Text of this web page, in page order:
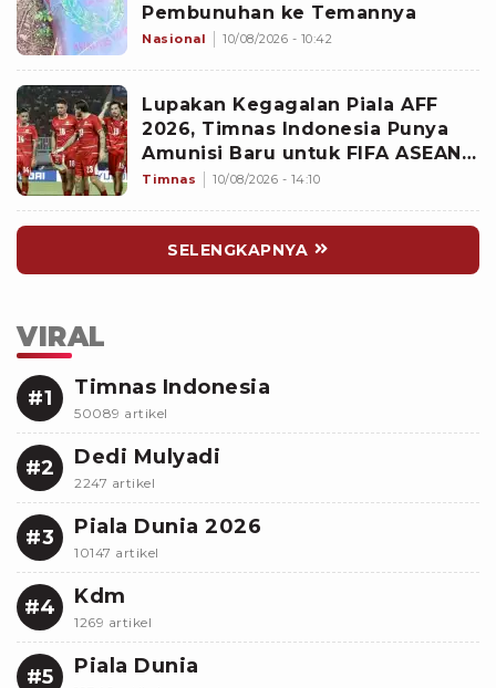
Pembunuhan ke Temannya
Nasional 10/08/2026 - 10:42
Lupakan Kegagalan Piala AFF
2026, Timnas Indonesia Punya
Amunisi Baru untuk FIFA ASEAN
Cup, Siapa?
Timnas 10/08/2026 - 14:10
SELENGKAPNYA
VIRAL
#1 Timnas Indonesia
50089 artikel
#2 Dedi Mulyadi
2247 artikel
#3 Piala Dunia 2026
10147 artikel
#4 Kdm
1269 artikel
#5 Piala Dunia